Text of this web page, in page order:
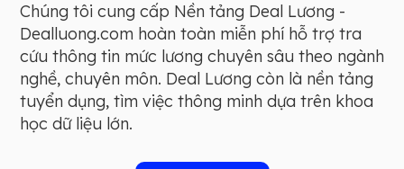
Chúng tôi cung cấp Nền tảng Deal Lương -
Dealluong.com hoàn toàn miễn phí hỗ trợ tra
cứu thông tin mức lương chuyên sâu theo ngành
nghề, chuyên môn. Deal Lương còn là nền tảng
tuyển dụng, tìm việc thông minh dựa trên khoa
học dữ liệu lớn.